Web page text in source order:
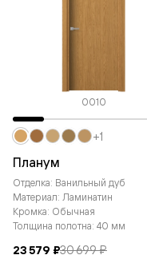
0010
Планум
Отделка: Ванильный дуб
Материал: Ламинатин
Кромка: Обычная
Толщина полотна: 40 мм
23 579 ₽30 699 ₽
+1